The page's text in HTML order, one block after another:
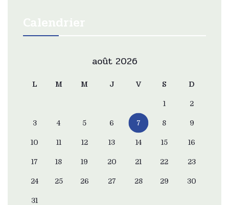
août 2026
L M M J V S D
1 2
3 4 5 6 7 8 9
10 11 12 13 14 15 16
17 18 19 20 21 22 23
24 25 26 27 28 29 30
31